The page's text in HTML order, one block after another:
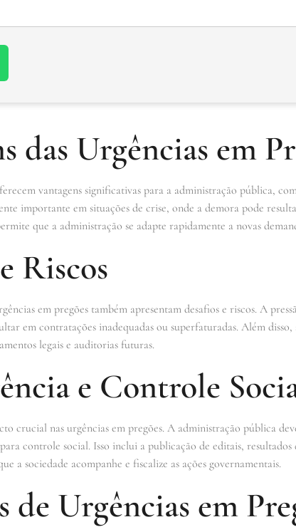
das Urgências em
vantagens significativas para a administração pública,
importante em situações de crise, onde a demora pode
que a administração se adapte rapidamente a novas
Riscos
em pregões também apresentam desafios e riscos. A
em contratações inadequadas ou superfaturadas. Além
legais e auditorias futuras.
e Controle
crucial nas urgências em pregões. A administração pública
controle social. Isso inclui a publicação de editais,
a sociedade acompanhe e fiscalize as ações governamentais.
de Urgências em